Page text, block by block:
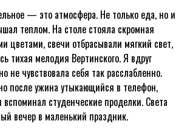
— это атмосфера. Не только еда, но и
теплом. На столе стояла скромная
цветами, свечи отбрасывали мягкий свет,
тихая мелодия Вертинского. Я вдруг
не чувствовала себя так расслабленно.
после ужина утыкающийся в телефон,
студенческие проделки. Света
вечер в маленький праздник.